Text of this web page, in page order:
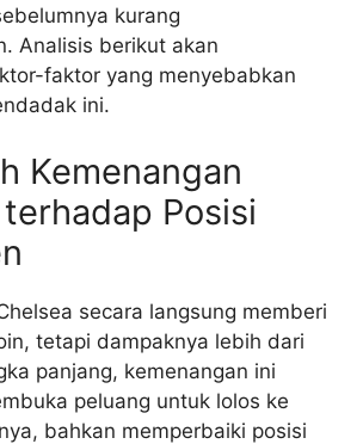
kurang
Analisis berikut akan
faktor yang menyebabkan
ini.
Kemenangan
Posisi
secara langsung memberi
tetapi dampaknya lebih dari
panjang, kemenangan ini
peluang untuk lolos ke
bahkan memperbaiki posisi